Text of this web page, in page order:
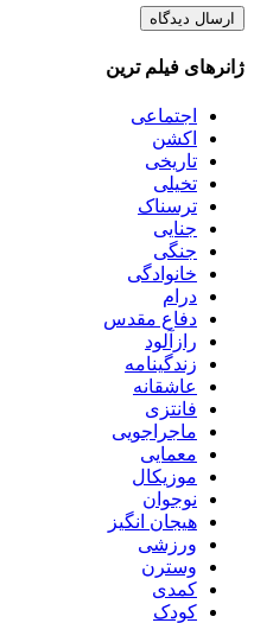
ژانرهای فیلم ترین
اجتماعی
اکشن
تاریخی
تخیلی
ترسناک
جنایی
جنگی
خانوادگی
درام
دفاع مقدس
رازآلود
زندگینامه
عاشقانه
فانتزی
ماجراجویی
معمایی
موزیکال
نوجوان
هیجان انگیز
ورزشی
وسترن
کمدی
کودک